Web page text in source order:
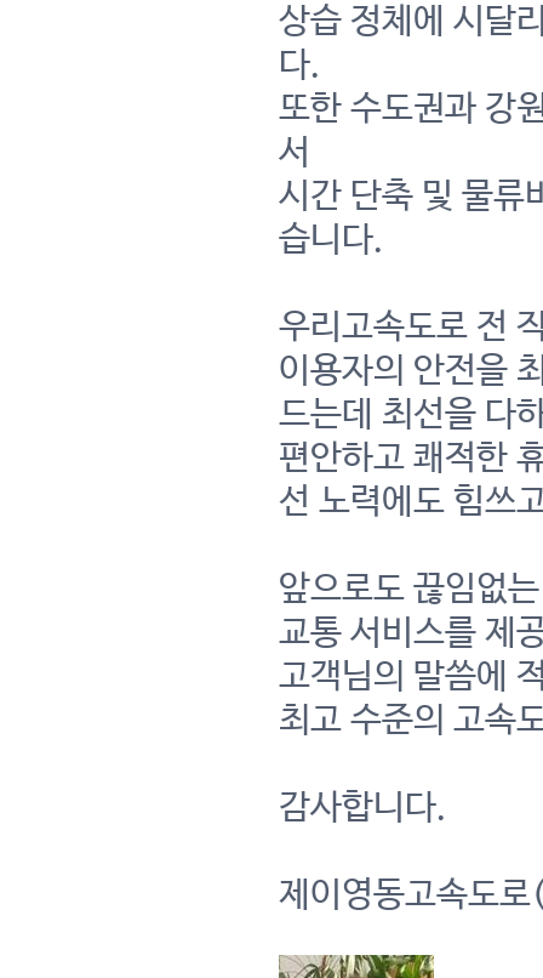
상습 정체에 시달
다.
또한 수도권과 강
서
시간 단축 및 물류
습니다.
우리고속도로 전
이용자의 안전을
드는데 최선을 다
편안하고 쾌적한
선 노력에도 힘쓰
앞으로도 끊임없
교통 서비스를 제
고객님의 말씀에
최고 수준의 고속
감사합니다.
제이영동고속도